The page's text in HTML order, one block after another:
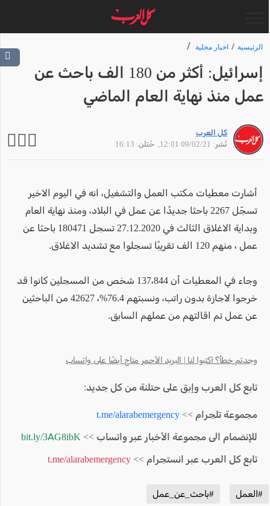
الرئيسية اخبار محلية
إسرائيل: أكثر من 180 الف باحث عن
عمل منذ نهاية العام الماضي
كل العرب
نُشر: 09/02/21 12:01
, حُتلن: 16:13
أشارت معطيات مكتب العمل والتشغيل، انه في اليوم الاخير
تسجّل 2267 باحثا جديدًا عن عمل في البلاد، ومنذ نهاية العام
وبداية الاغلاق الثالث في 27.12.2020 تسجل 180471 باحثا عن
عمل ، منهم 120 الف تقريبًا تسجلوا مع تشديد الاغلاق.
وجاء في المعطيات أن 137،844 شخص من المسجلين كانوا قد
خرجوا لاجازة بدون راتب، ونسبتهم 76.4%، 42627 من الباحثين
عن عمل تم اقالتهم من عملهم السابق.
وجدتم خطأ؟ اكتبوا لنا | البريد الأحمر متاح أيضًا على واتساب
تابع كل العرب وإبق على حتلنة من كل جديد:
مجموعة تلجرام >> t.me/alarabemergency
للإنضمام الى مجموعة الأخبار عبر واتساب >> bit.ly/3AG8ibK
تابع كل العرب عبر انستجرام >> t.me/alarabemergency
#العمل #باحث_عن_عمل